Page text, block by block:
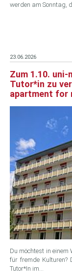
werden am Sonntag,
23.06.2026
Zum 1.10. uni-
Tutor*in zu
apartment
Du möchtest in einem
für fremde Kulturen?
Tutor*In im…